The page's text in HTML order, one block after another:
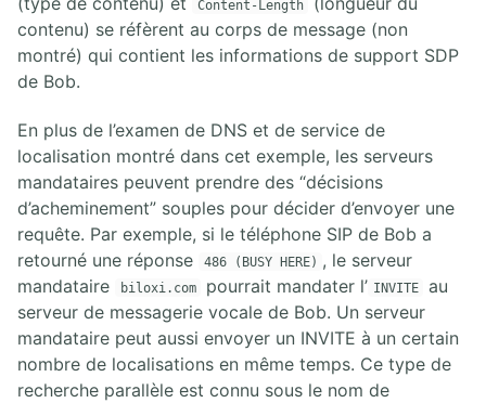
Content-Length
contenu) se réfèrent au corps de message (non
montré) qui contient les informations de support SDP
de Bob.
En plus de l’examen de DNS et de service de
localisation montré dans cet exemple, les serveurs
mandataires peuvent prendre des “décisions
d’acheminement” souples pour décider d’envoyer une
requête. Par exemple, si le téléphone SIP de Bob a
retourné une réponse
486 (BUSY HERE) , le serveur
mandataire
biloxi.com pourrait mandater l’ INVITE
au
serveur de messagerie vocale de Bob. Un serveur
mandataire peut aussi envoyer un INVITE à un certain
nombre de localisations en même temps. Ce type de
recherche parallèle est connu sous le nom de